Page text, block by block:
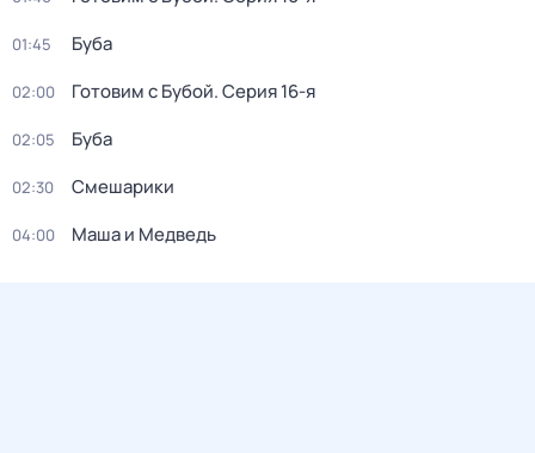
01:45 Буба
02:00 Готовим с Бубой. Серия 16-я
02:05 Буба
02:30 Смешарики
04:00 Маша и Медведь